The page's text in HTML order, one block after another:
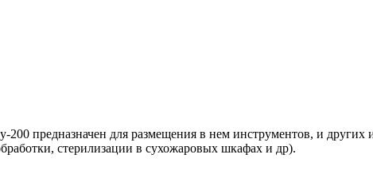
предназначен для размещения в нем инструментов, и других
стерилизации в сухожаровых шкафах и др).